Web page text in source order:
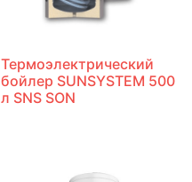
Термоэлектрический
бойлер SUNSYSTEM 500
л SNS SON